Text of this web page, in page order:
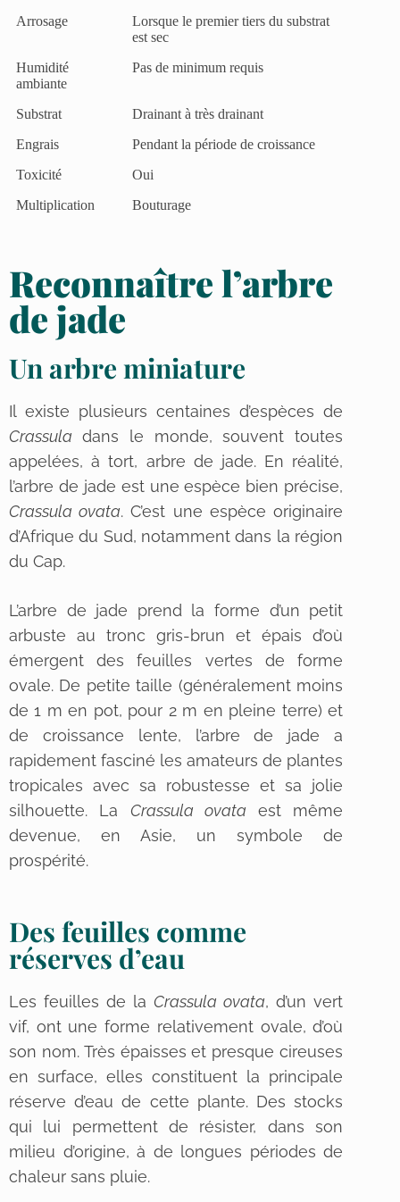
Arrosage
Lorsque le premier tiers du substrat
est sec
Humidité
ambiante
Pas de minimum requis
Substrat
Drainant à très drainant
Engrais
Pendant la période de croissance
Toxicité
Oui
Multiplication
Bouturage
Reconnaître l’arbre
de jade
Un arbre miniature
Il existe plusieurs centaines d’espèces de
Crassula dans le monde, souvent toutes
appelées, à tort, arbre de jade. En réalité,
l’arbre de jade est une espèce bien précise,
Crassula ovata. C’est une espèce originaire
d’Afrique du Sud, notamment dans la région
du Cap.
L’arbre de jade prend la forme d’un petit
arbuste au tronc gris-brun et épais d’où
émergent des feuilles vertes de forme
ovale. De petite taille (généralement moins
de 1 m en pot, pour 2 m en pleine terre) et
de croissance lente, l’arbre de jade a
rapidement fasciné les amateurs de plantes
tropicales avec sa robustesse et sa jolie
silhouette. La Crassula ovata est même
devenue, en Asie, un symbole de
prospérité.
Des feuilles comme
réserves d’eau
Les feuilles de laCrassula ovata, d’un vert
vif, ont une forme relativement ovale, d’où
son nom. Très épaisses et presque cireuses
en surface, elles constituent la principale
réserve d’eau de cette plante. Des stocks
qui lui permettent de résister, dans son
milieu d’origine, à de longues périodes de
chaleur sans pluie.